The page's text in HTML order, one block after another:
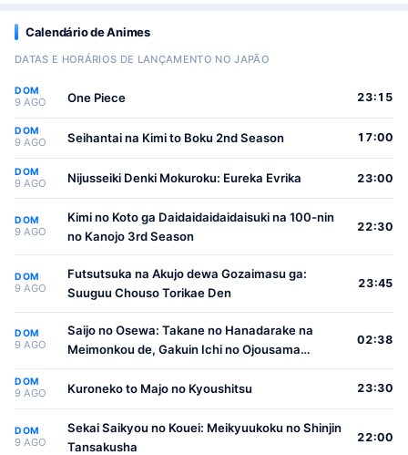
Calendário de Animes
DATAS E HORÁRIOS DE LANÇAMENTO NO JAPÃO
DOM
9 AGO One Piece 23:15
DOM
9 AGO Seihantai na Kimi to Boku 2nd Season 17:00
DOM
9 AGO Nijusseiki Denki Mokuroku: Eureka Evrika 23:00
DOM
9 AGO
Kimi no Koto ga Daidaidaidaidaisuki na 100-nin
no Kanojo 3rd Season
22:30
DOM
9 AGO
Futsutsuka na Akujo dewa Gozaimasu ga:
Suuguu Chouso Torikae Den
23:45
DOM
9 AGO
Saijo no Osewa: Takane no Hanadarake na
Meimonkou de, Gakuin Ichi no Ojousama
Osewa suru Koto ni Narimashita
02:38
DOM
9 AGO Kuroneko to Majo no Kyoushitsu 23:30
DOM
9 AGO
Sekai Saikyou no Kouei: Meikyuukoku no Shinjin
Tansakusha
22:00